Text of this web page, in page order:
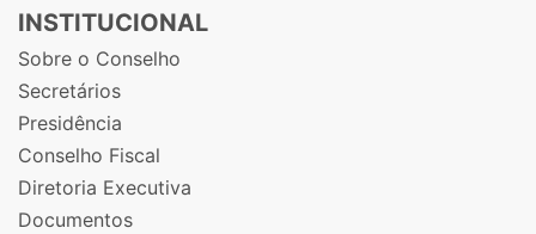
INSTITUCIONAL
Sobre o Conselho
Secretários
Presidência
Conselho Fiscal
Diretoria Executiva
Documentos